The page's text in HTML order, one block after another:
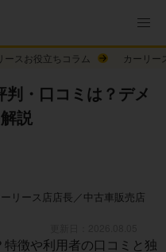
ースお役立ちコラム カーリー
・口コミは？デメ
説
リース店店長／中古車販売店